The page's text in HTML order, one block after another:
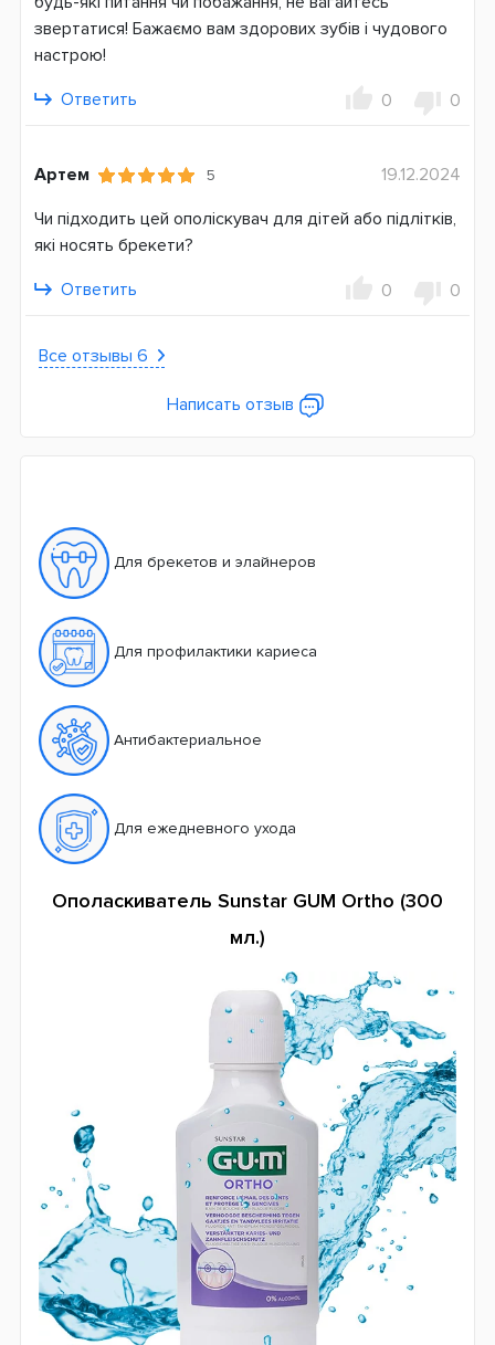
звертатися! Бажаємо вам здорових зубів і чудового
настрою!
Ответить
0 0
Артем 5
19.12.2024
Чи підходить цей ополіскувач для дітей або підлітків,
які носять брекети?
Ответить
0 0
Все отзывы 6
Написать отзыв
Для брекетов и элайнеров
Для профилактики кариеса
Антибактериальное
Для ежедневного ухода
Ополаскиватель Sunstar GUM Ortho (300
мл.)